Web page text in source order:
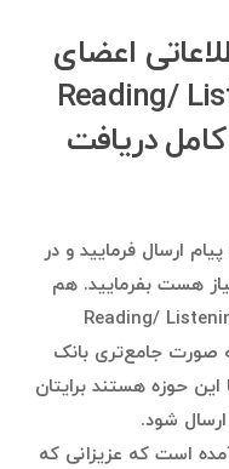
اعضای
Reading/
دریافت
لطفا در تلگرام به شماره ۰۹۱۲۱۴۰۰۲۳۷ پیام ارسال فرمایید و در
هست بفرمایید. هم
Reading/
صورت جامع‌تری بانک
حوزه هستند برایتان
شود.
است که عزیزانی که